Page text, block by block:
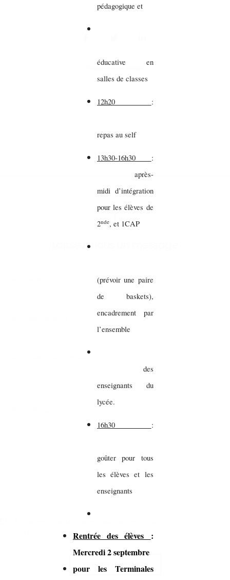
pédagogique et
éducative en
salles de classes
12h20 :
repas au self
13h30-16h30 :
après-
midi d’intégration
pour les élèves de
2nde, et 1CAP
(prévoir une paire
de baskets),
encadrement par
l’ensemble
des
enseignants du
lycée.
16h30 :
goûter pour tous
les élèves et les
enseignants
Rentrée des élèves :
Mercredi 2 septembre
pour les Terminales
Partager sur vos réseaux
Laissez-nous un message
exclusives du traitement de ma demande de contact.
ENVOYER LE MESSAGE